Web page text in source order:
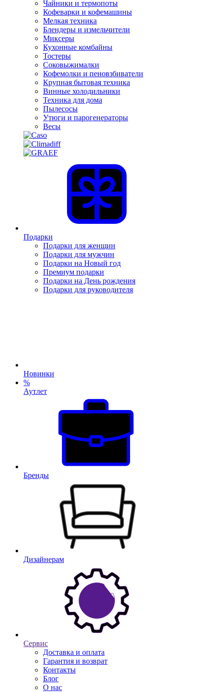
Чайники и термопоты
Кофеварки и кофемашины
Мелкая техника
Блендеры и измельчители
Миксеры
Кухонные комбайны
Тостеры
Соковыжималки
Кофемолки и пеновзбиватели
Крупная бытовая техника
Винные холодильники
Техника для дома
Пылесосы
Утюги и парогенераторы
Весы
Подарки
Подарки для женщин
Подарки для мужчин
Подарки на Новый год
Премиум подарки
Подарки на День рождения
Подарки для руководителя
Новинки
%
Аутлет
Бренды
Дизайнерам
Сервис
Доставка и оплата
Гарантия и возврат
Контакты
Блог
О нас